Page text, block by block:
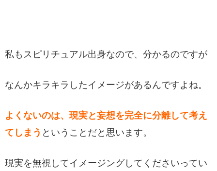
私もスピリチュアル出身なので、分かるのですが
なんかキラキラしたイメージがあるんですよね。
よくないのは、現実と妄想を完全に分離して考え
てしまう ということだと思います。
現実を無視してイメージングしてくださいってい